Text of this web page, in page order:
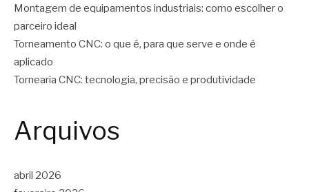
Montagem de equipamentos industriais: como escolher o
parceiro ideal
Torneamento CNC: o que é, para que serve e onde é
aplicado
Tornearia CNC: tecnologia, precisão e produtividade
Arquivos
abril 2026